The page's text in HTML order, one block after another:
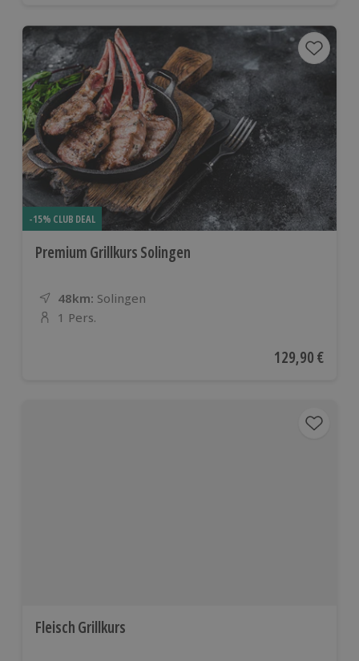
-15% CLUB DEAL
Premium Grillkurs Solingen
48km: Entfernung
Standort
Solingen
Anzahl der Teilnehmer
1 Pers.
Aktueller Preis
129,90 €
Fleisch Grillkurs